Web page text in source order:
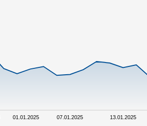
01.01.2025 07.01.2025 13.01.2025